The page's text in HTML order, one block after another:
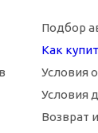
Подбор
Как
Условия
Условия
Возврат